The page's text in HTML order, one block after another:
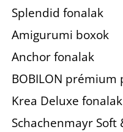
Splendid fonalak
Amigurumi boxok
Anchor fonalak
BOBILON prémium
Krea Deluxe fonalak
Schachenmayr Soft